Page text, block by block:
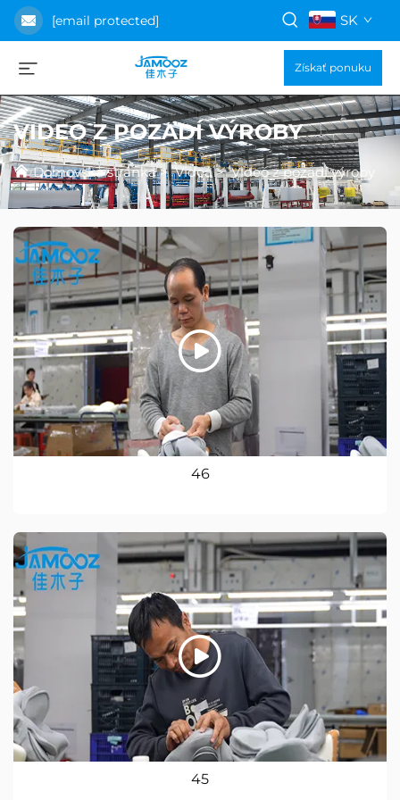
[email protected] SK
Získať ponuku
VIDEO Z POZADÍ VÝROBY
Domovská stránka>Videá>Videó z pozadí výroby
46
45